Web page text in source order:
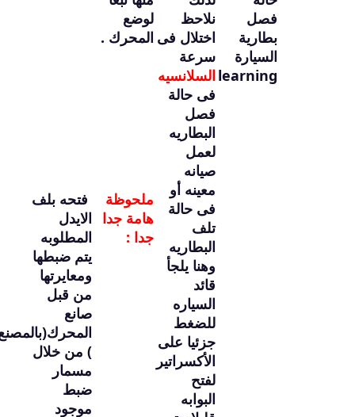
فصل
بطارية
السيارة
learning
نلاحظ
اختلال فى
سرعة
السلانسيه
فى حالة
فصل
البطاريه
لعمل
صيانه
معينه أو
فى حالة
تلف
البطاريه
وهنا يلجأ
قائد
السياره
للضغط
جزئيا على
الأكسراتير
لفتح
البوابه
لوضع
المحرك .
ملحوظة
هامة جدا
جدا :
فتحه بلف
الايدل
المطلوبه
يتم ضبطها
ومعايرتها
من قبل
صانع
) من خلال
مسمار
ضبط
موجود